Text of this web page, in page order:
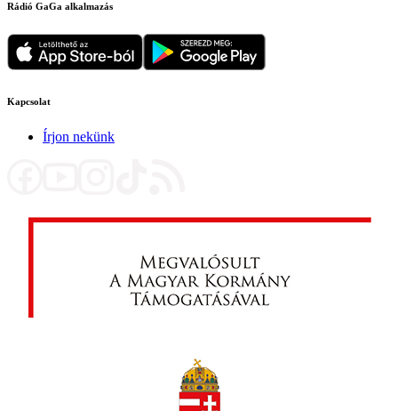
Rádió GaGa alkalmazás
Kapcsolat
Írjon nekünk